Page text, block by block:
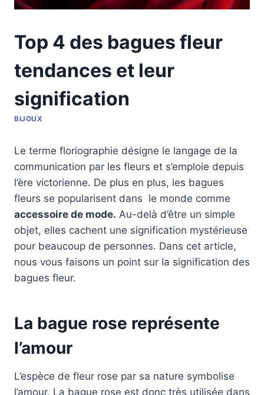
Top 4 des bagues fleur
tendances et leur
signification
BIJOUX
Le terme floriographie désigne le langage de la
communication par les fleurs et s’emploie depuis
l’ère victorienne. De plus en plus, les bagues
fleurs se popularisent dans le monde comme
accessoire de mode. Au-delà d’être un simple
objet, elles cachent une signification mystérieuse
pour beaucoup de personnes. Dans cet article,
nous vous faisons un point sur la signification des
bagues fleur.
La bague rose représente
l’amour
L’espèce de fleur rose par sa nature symbolise
l’amour. La bague rose est donc très utilisée dans